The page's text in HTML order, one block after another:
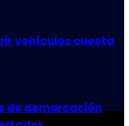
vehículos cuesta
de demarcación